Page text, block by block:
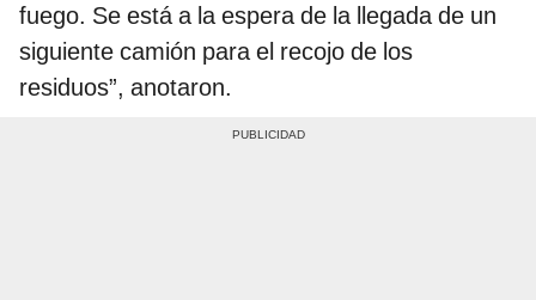
fuego. Se está a la espera de la llegada de un
siguiente camión para el recojo de los
residuos”, anotaron.